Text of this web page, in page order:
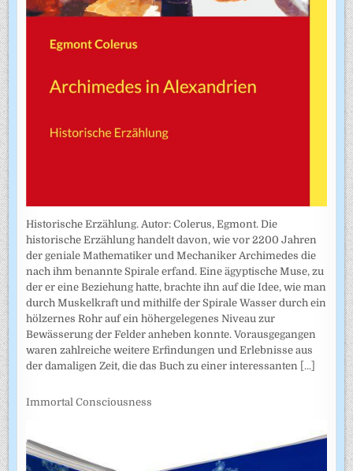
Historische Erzählung. Autor: Colerus, Egmont. Die
historische Erzählung handelt davon, wie vor 2200 Jahren
der geniale Mathematiker und Mechaniker Archimedes die
nach ihm benannte Spirale erfand. Eine ägyptische Muse, zu
der er eine Beziehung hatte, brachte ihn auf die Idee, wie man
durch Muskelkraft und mithilfe der Spirale Wasser durch ein
hölzernes Rohr auf ein höhergelegenes Niveau zur
Bewässerung der Felder anheben konnte. Vorausgegangen
waren zahlreiche weitere Erfindungen und Erlebnisse aus
der damaligen Zeit, die das Buch zu einer interessanten [...]
Immortal Consciousness